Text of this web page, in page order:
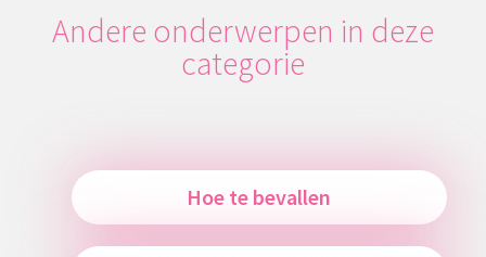
Andere onderwerpen in deze
categorie
Hoe te bevallen